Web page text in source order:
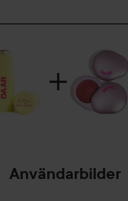
Användarbilder